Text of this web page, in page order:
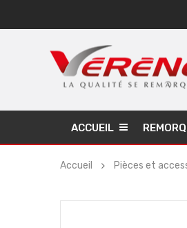
ACCUEIL
Accueil Pièces et